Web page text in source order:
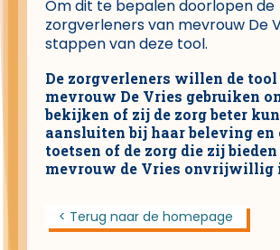
Om dit te bepalen doorlopen de
zorgverleners van mevrouw De
stappen van deze tool.
De zorgverleners willen de
mevrouw De Vries gebruiken
bekijken of zij de zorg beter
aansluiten bij haar beleving en
toetsen of de zorg die zij
mevrouw de Vries onvrijwillig
< Terug naar de homepage